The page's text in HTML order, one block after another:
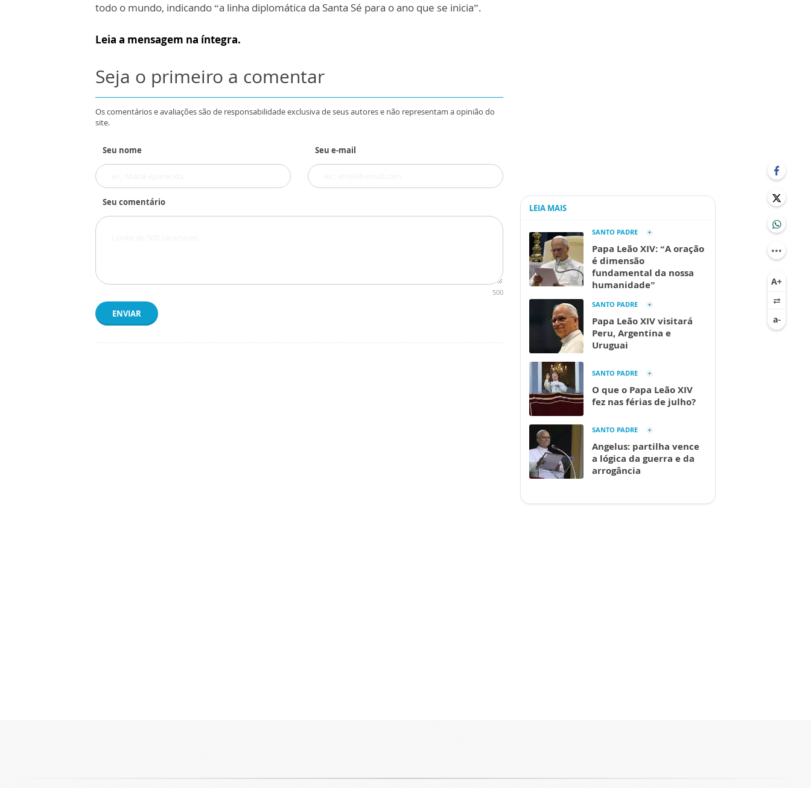
todo o mundo, indicando “a linha diplomática da Santa Sé para o ano que se inicia”.
Leia a mensagem na íntegra.
Seja o primeiro a comentar
Os comentários e avaliações são de responsabilidade exclusiva de seus autores e não representam a opinião do
site.
Seu nome Seu e-mail
Seu comentário
500
ENVIAR
LEIA MAIS
SANTO PADRE
Papa Leão XIV: “A oração
é dimensão
fundamental da nossa
humanidade”
SANTO PADRE
Papa Leão XIV visitará
Peru, Argentina e
Uruguai
SANTO PADRE
O que o Papa Leão XIV
fez nas férias de julho?
SANTO PADRE
Angelus: partilha vence
a lógica da guerra e da
arrogância